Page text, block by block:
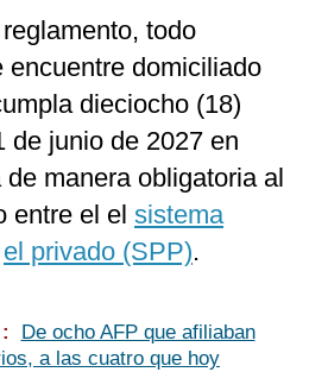
todo
encuentre domiciliado
dieciocho (18)
de junio de 2027 en
manera obligatoria al
entre el el sistema
el privado (SPP).
De ocho AFP que afiliaban
a las cuatro que hoy